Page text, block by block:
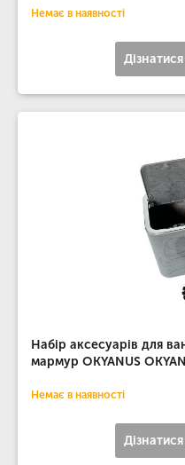
Немає в наявності
Набір аксесуарів для
мармур OKYANUS
Немає в наявності